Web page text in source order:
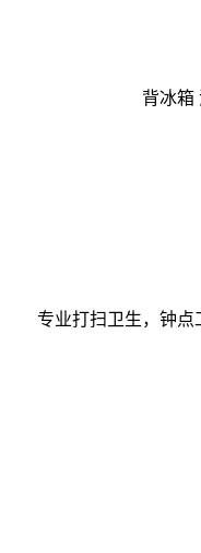
背冰箱
专业打扫卫生，钟点